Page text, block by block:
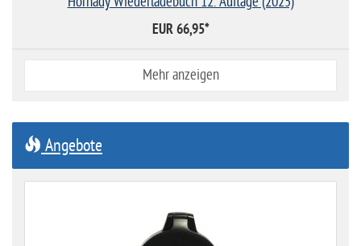
EUR 66,95*
Mehr anzeigen
Angebote